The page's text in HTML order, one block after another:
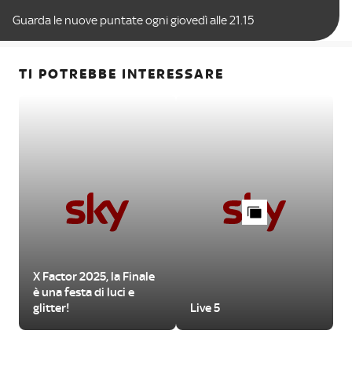
Guarda le nuove puntate ogni giovedì alle 21.15
TI POTREBBE INTERESSARE
X Factor 2025, la Finale
è una festa di luci e
glitter!
Live 5